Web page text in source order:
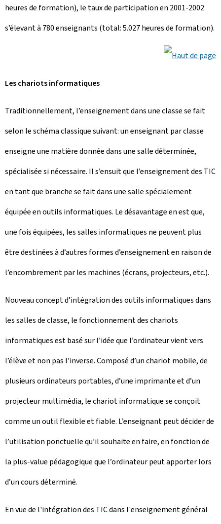
heures de formation), le taux de participation en 2001-2002
s’élevant à 780 enseignants (total: 5.027 heures de formation).
Les chariots informatiques
Traditionnellement, l’enseignement dans une classe se fait
selon le schéma classique suivant: un enseignant par classe
enseigne une matière donnée dans une salle déterminée,
spécialisée si nécessaire. Il s’ensuit que l’enseignement des TIC
en tant que branche se fait dans une salle spécialement
équipée en outils informatiques. Le désavantage en est que,
une fois équipées, les salles informatiques ne peuvent plus
être destinées à d’autres formes d’enseignement en raison de
l’encombrement par les machines (écrans, projecteurs, etc.).
Nouveau concept d’intégration des outils informatiques dans
les salles de classe, le fonctionnement des chariots
informatiques est basé sur l’idée que l’ordinateur vient vers
l’élève et non pas l’inverse. Composé d’un chariot mobile, de
plusieurs ordinateurs portables, d’une imprimante et d’un
projecteur multimédia, le chariot informatique se conçoit
comme un outil flexible et fiable. L’enseignant peut décider de
l’utilisation ponctuelle qu’il souhaite en faire, en fonction de
la plus-value pédagogique que l’ordinateur peut apporter lors
d’un cours déterminé.
En vue de l'intégration des TIC dans l'enseignement général